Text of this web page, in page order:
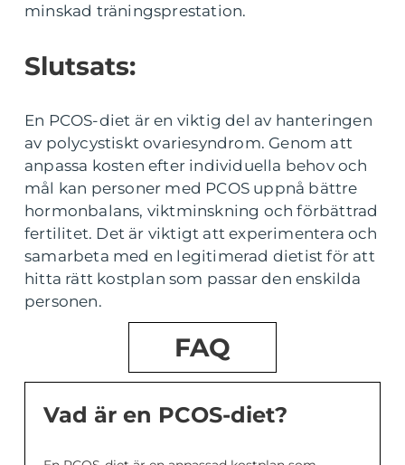
minskad träningsprestation.
Slutsats:
En PCOS-diet är en viktig del av hanteringen
av polycystiskt ovariesyndrom. Genom att
anpassa kosten efter individuella behov och
mål kan personer med PCOS uppnå bättre
hormonbalans, viktminskning och förbättrad
fertilitet. Det är viktigt att experimentera och
samarbeta med en legitimerad dietist för att
hitta rätt kostplan som passar den enskilda
personen.
FAQ
Vad är en PCOS-diet?